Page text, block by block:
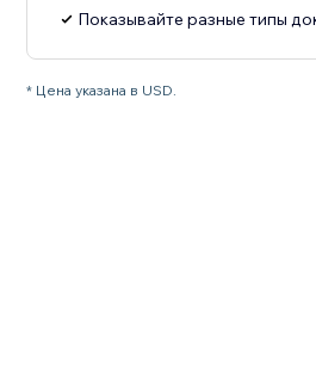
Показывайте разные типы
* Цена указана в USD.